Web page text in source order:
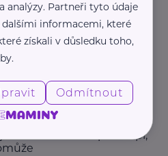
věc. Možná překvapí,
analýzy. Partneři tyto údaje
informacemi, které
získali v důsledku toho,
Odmítnout